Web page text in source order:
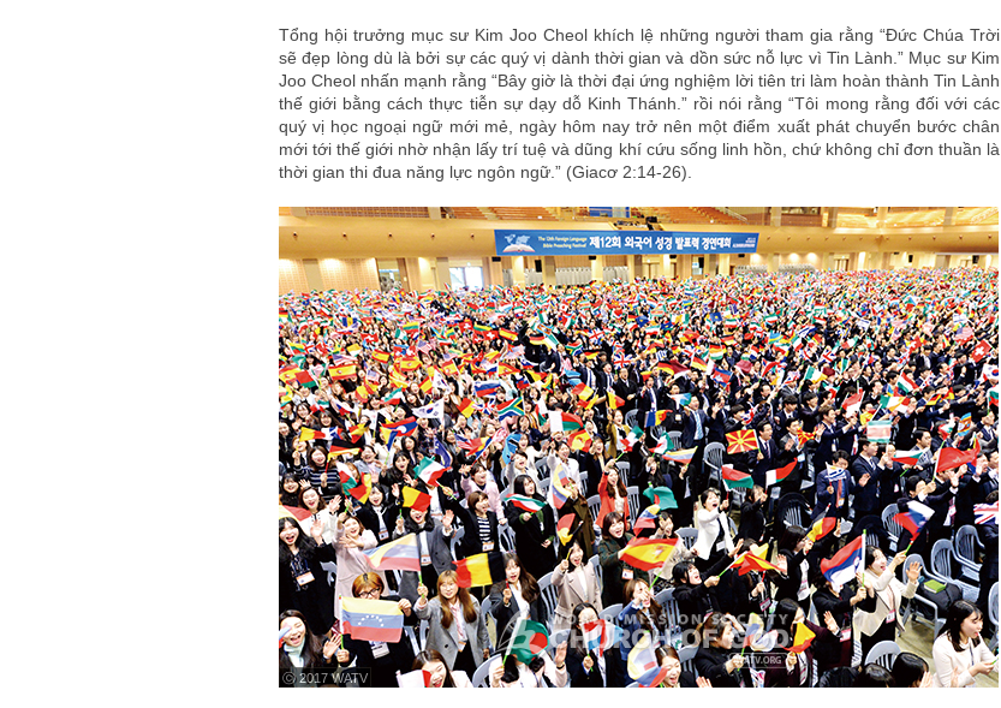
Tổng hội trưởng mục sư Kim Joo Cheol khích lệ những người tham gia rằng “Đức Chúa Trời
sẽ đẹp lòng dù là bởi sự các quý vị dành thời gian và dồn sức nỗ lực vì Tin Lành.” Mục sư Kim
Joo Cheol nhấn mạnh rằng “Bây giờ là thời đại ứng nghiệm lời tiên tri làm hoàn thành Tin Lành
thế giới bằng cách thực tiễn sự dạy dỗ Kinh Thánh.” rồi nói rằng “Tôi mong rằng đối với các
quý vị học ngoại ngữ mới mẻ, ngày hôm nay trở nên một điểm xuất phát chuyển bước chân
mới tới thế giới nhờ nhận lấy trí tuệ và dũng khí cứu sống linh hồn, chứ không chỉ đơn thuần là
thời gian thi đua năng lực ngôn ngữ.” (Giacơ 2:14-26).
ⓒ 2017 WATV